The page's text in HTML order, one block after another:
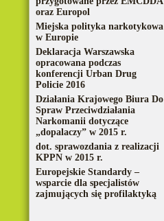
oraz Europol
Miejska polityka narkotykowa
w Europie
Deklaracja Warszawska
opracowana podczas
konferencji Urban Drug
Policie 2016
Działania Krajowego Biura Do
Spraw Przeciwdziałania
Narkomanii dotyczące
„dopalaczy” w 2015 r.
dot. sprawozdania z realizacji
KPPN w 2015 r.
Europejskie Standardy –
wsparcie dla specjalistów
zajmujących się profilaktyką